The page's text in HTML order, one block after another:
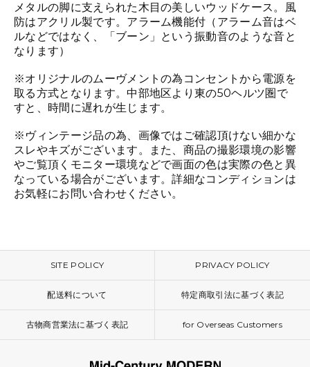
メタルの脚に支えられた木目の美しいウッドケース。風
防はアクリル製です。アラーム機能付（アラーム音はベ
ルなどではなく、「ブーン」という振動音のような音と
なります）
※オリジナルのムーヴメントの為コンセントから電源を
取る方式となります。中部地区より東の50ヘルツ圏で
すと、時間に遅れが生じます。
※ヴィンテージ品の為、画像ではご確認頂けない細かな
スレやキズがございます。また、商品の撮影環境の影響
やご覧頂くモニター環境などで画面の色は実際の色と異
なっている場合がございます。詳細なコンディションは
お気軽にお問い合わせください。
SITE POLICY PRIVACY POLICY
配送料について 特定商取引法に基づく表記
古物商営業法に基づく表記 for Overseas Customers